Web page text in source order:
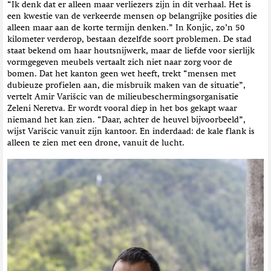
“Ik denk dat er alleen maar verliezers zijn in dit verhaal. Het is
een kwestie van de verkeerde mensen op belangrijke posities die
alleen maar aan de korte termijn denken.” In Konjic, zo’n 50
kilometer verderop, bestaan dezelfde soort problemen. De stad
staat bekend om haar houtsnijwerk, maar de liefde voor sierlijk
vormgegeven meubels vertaalt zich niet naar zorg voor de
bomen. Dat het kanton geen wet heeft, trekt “mensen met
dubieuze profielen aan, die misbruik maken van de situatie”,
vertelt Amir Varišcic van de milieubeschermingsorganisatie
Zeleni Neretva. Er wordt vooral diep in het bos gekapt waar
niemand het kan zien. “Daar, achter de heuvel bijvoorbeeld”,
wijst Varišcic vanuit zijn kantoor. En inderdaad: de kale flank is
alleen te zien met een drone, vanuit de lucht.